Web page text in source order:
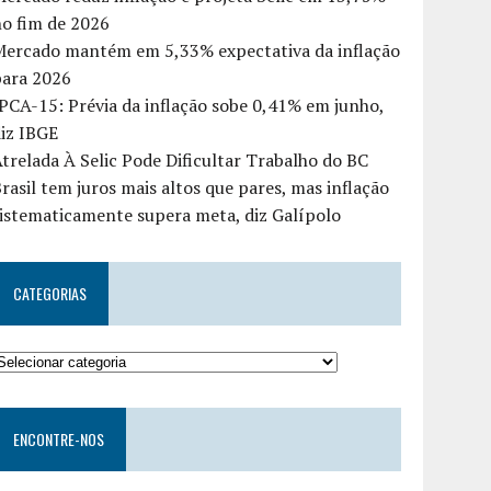
fim de 2026
mantém em 5,33% expectativa da inflação
2026
15: Prévia da inflação sobe 0,41% em junho,
IBGE
À Selic Pode Dificultar Trabalho do BC
tem juros mais altos que pares, mas inflação
supera meta, diz Galípolo
CATEGORIAS
ENCONTRE-NOS